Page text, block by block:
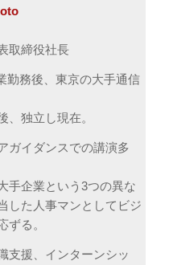
取締役社長
勤務後、東京の大手通信
、独立し現在。
ガイダンスでの講演多
手企業という3つの異な
した人事マンとしてビジ
ずる。
支援、インターンシッ